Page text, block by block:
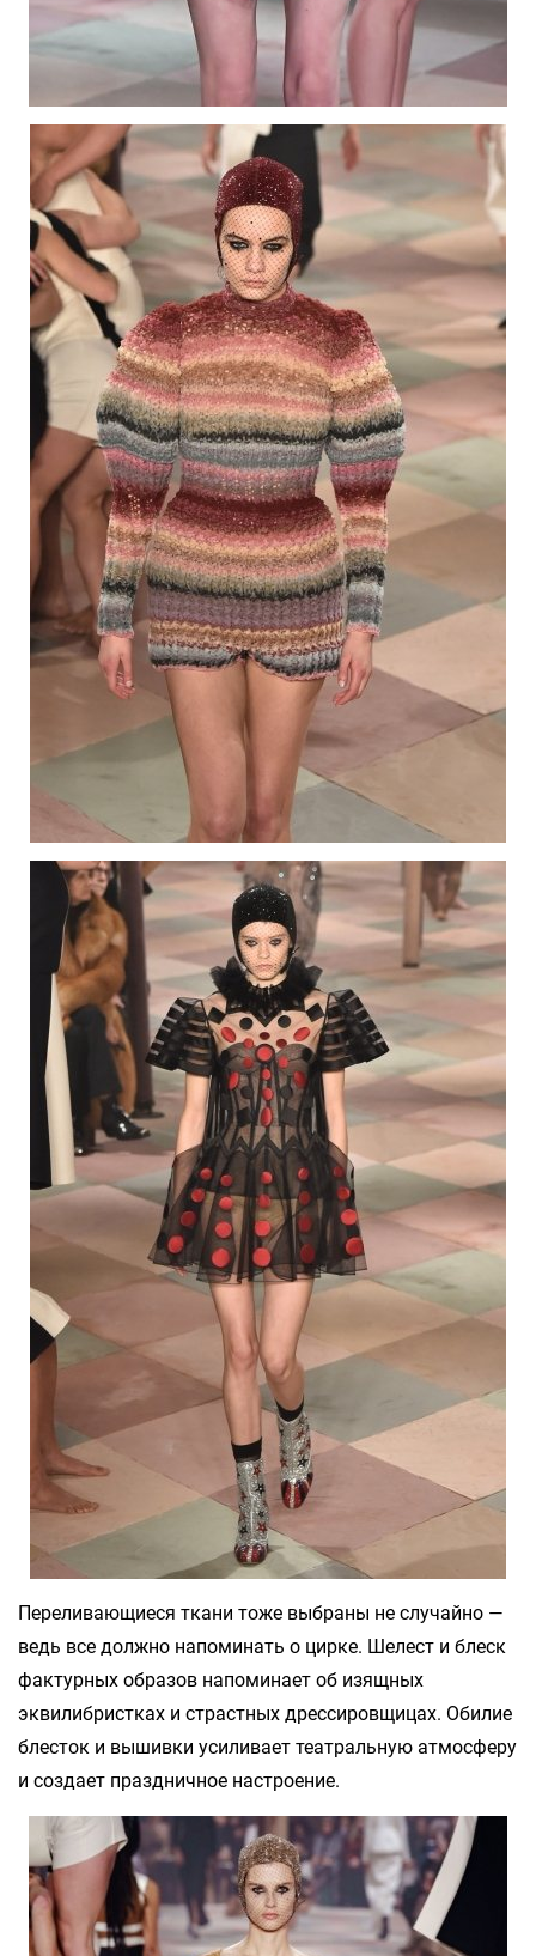
Переливающиеся ткани тоже выбраны не случайно —
ведь все должно напоминать о цирке. Шелест и блеск
фактурных образов напоминает об изящных
эквилибристках и страстных дрессировщицах. Обилие
блесток и вышивки усиливает театральную атмосферу
и создает праздничное настроение.